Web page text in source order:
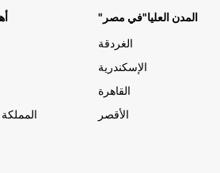
"المدن العليا"في مصر
الغردقة
الإسكندرية
القاهرة
الأقصر